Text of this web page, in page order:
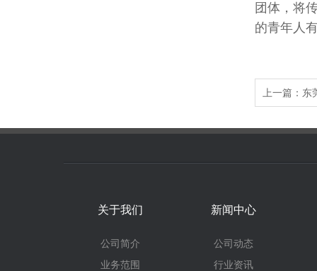
团体，将
的青年人
上一篇： 东
关于我们
公司简介
业务范围
新闻中心
公司动态
行业资讯